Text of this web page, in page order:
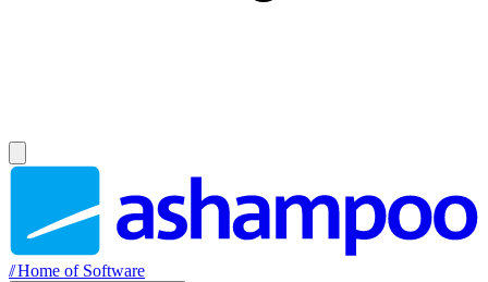
//Home of Software